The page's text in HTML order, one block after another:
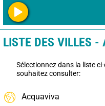
LISTE DES VILLES -
Sélectionnez dans la liste
souhaitez consulter:
Acquaviva